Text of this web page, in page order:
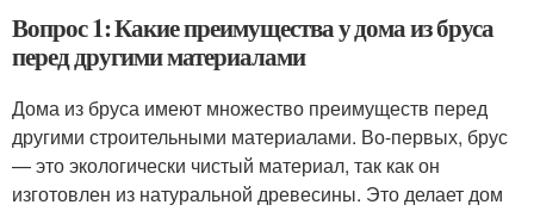
Вопрос 1: Какие преимущества у дома из бруса
перед другими материалами
Дома из бруса имеют множество преимуществ перед
другими строительными материалами. Во-первых, брус
— это экологически чистый материал, так как он
изготовлен из натуральной древесины. Это делает дом